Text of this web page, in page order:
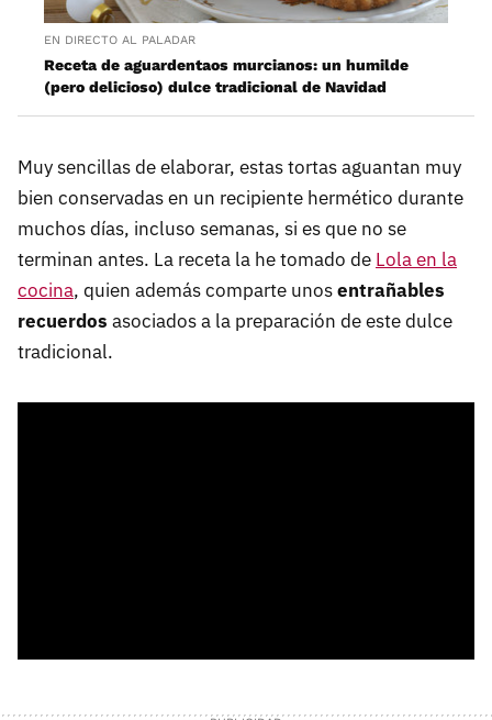
EN DIRECTO AL PALADAR
Receta de aguardentaos murcianos: un humilde
(pero delicioso) dulce tradicional de Navidad
Muy sencillas de elaborar, estas tortas aguantan muy
bien conservadas en un recipiente hermético durante
muchos días, incluso semanas, si es que no se
terminan antes. La receta la he tomado de Lola en la
cocina, quien además comparte unosentrañables
recuerdos asociados a la preparación de este dulce
tradicional.